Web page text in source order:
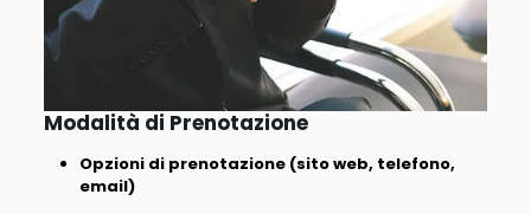
Modalità di Prenotazione
Opzioni di prenotazione (sito web, telefono,
email)